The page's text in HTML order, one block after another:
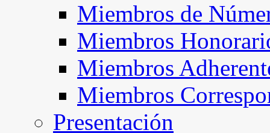
Miembros de
Miembros
Miembros
Miembros
Presentación